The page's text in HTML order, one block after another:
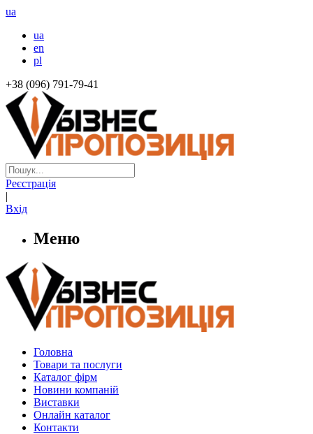
ua
ua
en
pl
+38 (096) 791-79-41
Реєстрація
|
Вхід
Меню
Головна
Товари та послуги
Каталог фірм
Новини компаній
Виставки
Онлайн каталог
Контакти